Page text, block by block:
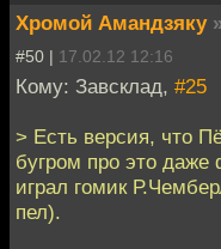
Хромой Амандзяку
#50 | 17.02.12 12:16
Кому: Завсклад, #25
> Есть версия, что
бугром про это даже
играл гомик
пел).